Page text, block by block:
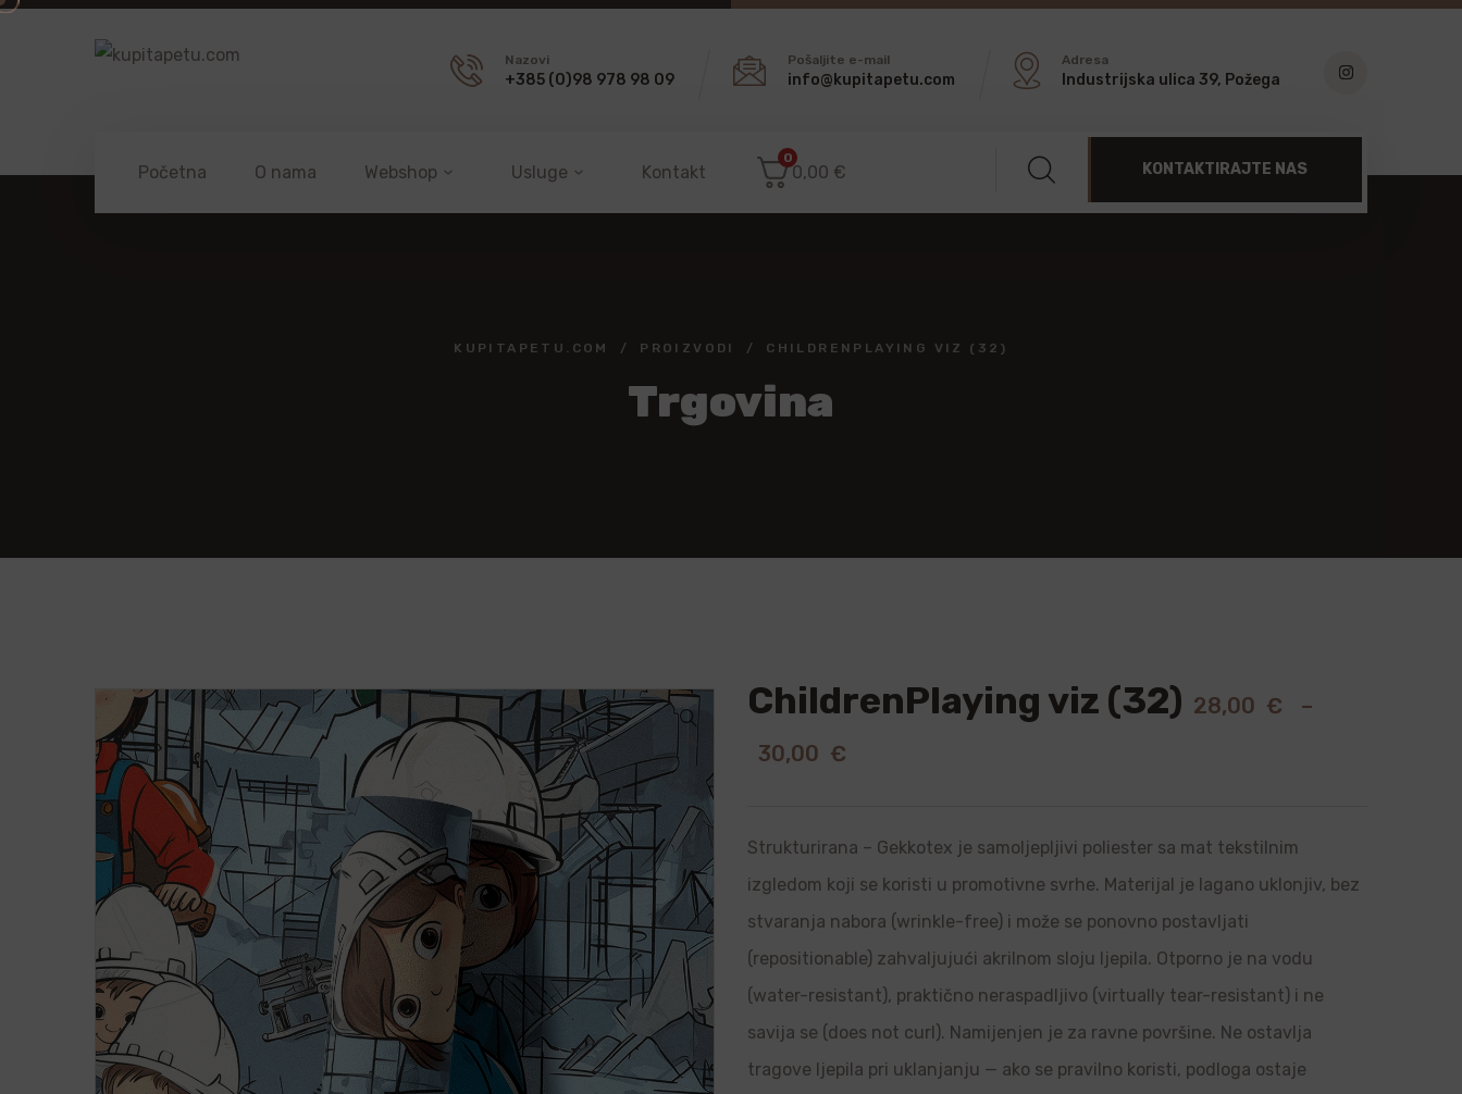
Nazovi
+385 (0)98 978 98 09
Pošaljite e-mail
info@kupitapetu.com
Adresa
Industrijska ulica 39, Požega
Početna O nama Webshop Usluge Kontakt
0
0,00 € KONTAKTIRAJTE NAS
KUPITAPETU.COM PROIZVODI CHILDRENPLAYING VIZ (32)
Trgovina
ChildrenPlaying viz (32) 28,00 €
–
30,00 €
Strukturirana – Gekkotex je samoljepljivi poliester sa mat tekstilnim
izgledom koji se koristi u promotivne svrhe. Materijal je lagano uklonjiv, bez
stvaranja nabora (wrinkle-free) i može se ponovno postavljati
(repositionable) zahvaljujući akrilnom sloju ljepila. Otporno je na vodu
(water-resistant), praktično neraspadljivo (virtually tear-resistant) i ne
savija se (does not curl). Namijenjen je za ravne površine. Ne ostavlja
tragove ljepila pri uklanjanju — ako se pravilno koristi, podloga ostaje